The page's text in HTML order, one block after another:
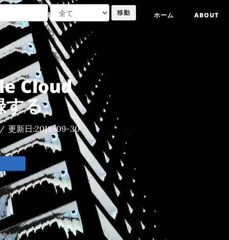
ホーム ABOUT
Cloud
る
更新日:2018-09-30